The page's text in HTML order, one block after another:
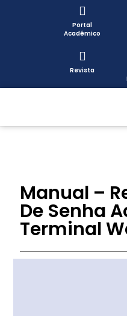
Portal
Acadêmico
Revista
Manual –
De Senha
Terminal